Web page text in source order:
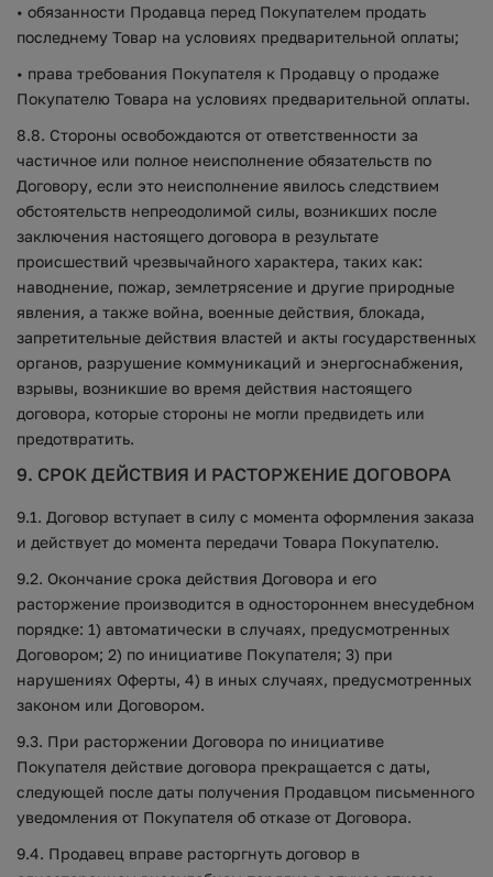
• обязанности Продавца перед Покупателем продать
последнему Товар на условиях предварительной оплаты;
• права требования Покупателя к Продавцу о продаже
Покупателю Товара на условиях предварительной оплаты.
8.8. Стороны освобождаются от ответственности за
частичное или полное неисполнение обязательств по
Договору, если это неисполнение явилось следствием
обстоятельств непреодолимой силы, возникших после
заключения настоящего договора в результате
происшествий чрезвычайного характера, таких как:
наводнение, пожар, землетрясение и другие природные
явления, а также война, военные действия, блокада,
запретительные действия властей и акты государственных
органов, разрушение коммуникаций и энергоснабжения,
взрывы, возникшие во время действия настоящего
договора, которые стороны не могли предвидеть или
предотвратить.
9. СРОК ДЕЙСТВИЯ И РАСТОРЖЕНИЕ ДОГОВОРА
9.1. Договор вступает в силу с момента оформления заказа
и действует до момента передачи Товара Покупателю.
9.2. Окончание срока действия Договора и его
расторжение производится в одностороннем внесудебном
порядке: 1) автоматически в случаях, предусмотренных
Договором; 2) по инициативе Покупателя; 3) при
нарушениях Оферты, 4) в иных случаях, предусмотренных
законом или Договором.
9.3. При расторжении Договора по инициативе
Покупателя действие договора прекращается с даты,
следующей после даты получения Продавцом письменного
уведомления от Покупателя об отказе от Договора.
9.4. Продавец вправе расторгнуть договор в